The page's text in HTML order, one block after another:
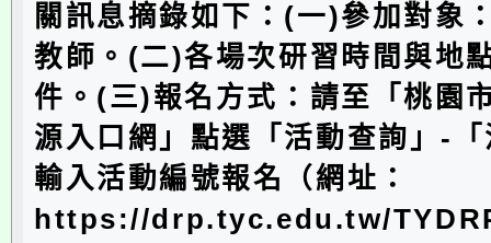
關訊息摘錄如下：(一)參加對象
教師。(二)各場次研習時間與地
件。(三)報名方式：請至「桃園
源入口網」點選「活動查詢」-
輸入活動編號報名（網址：
https://drp.tyc.edu.tw/